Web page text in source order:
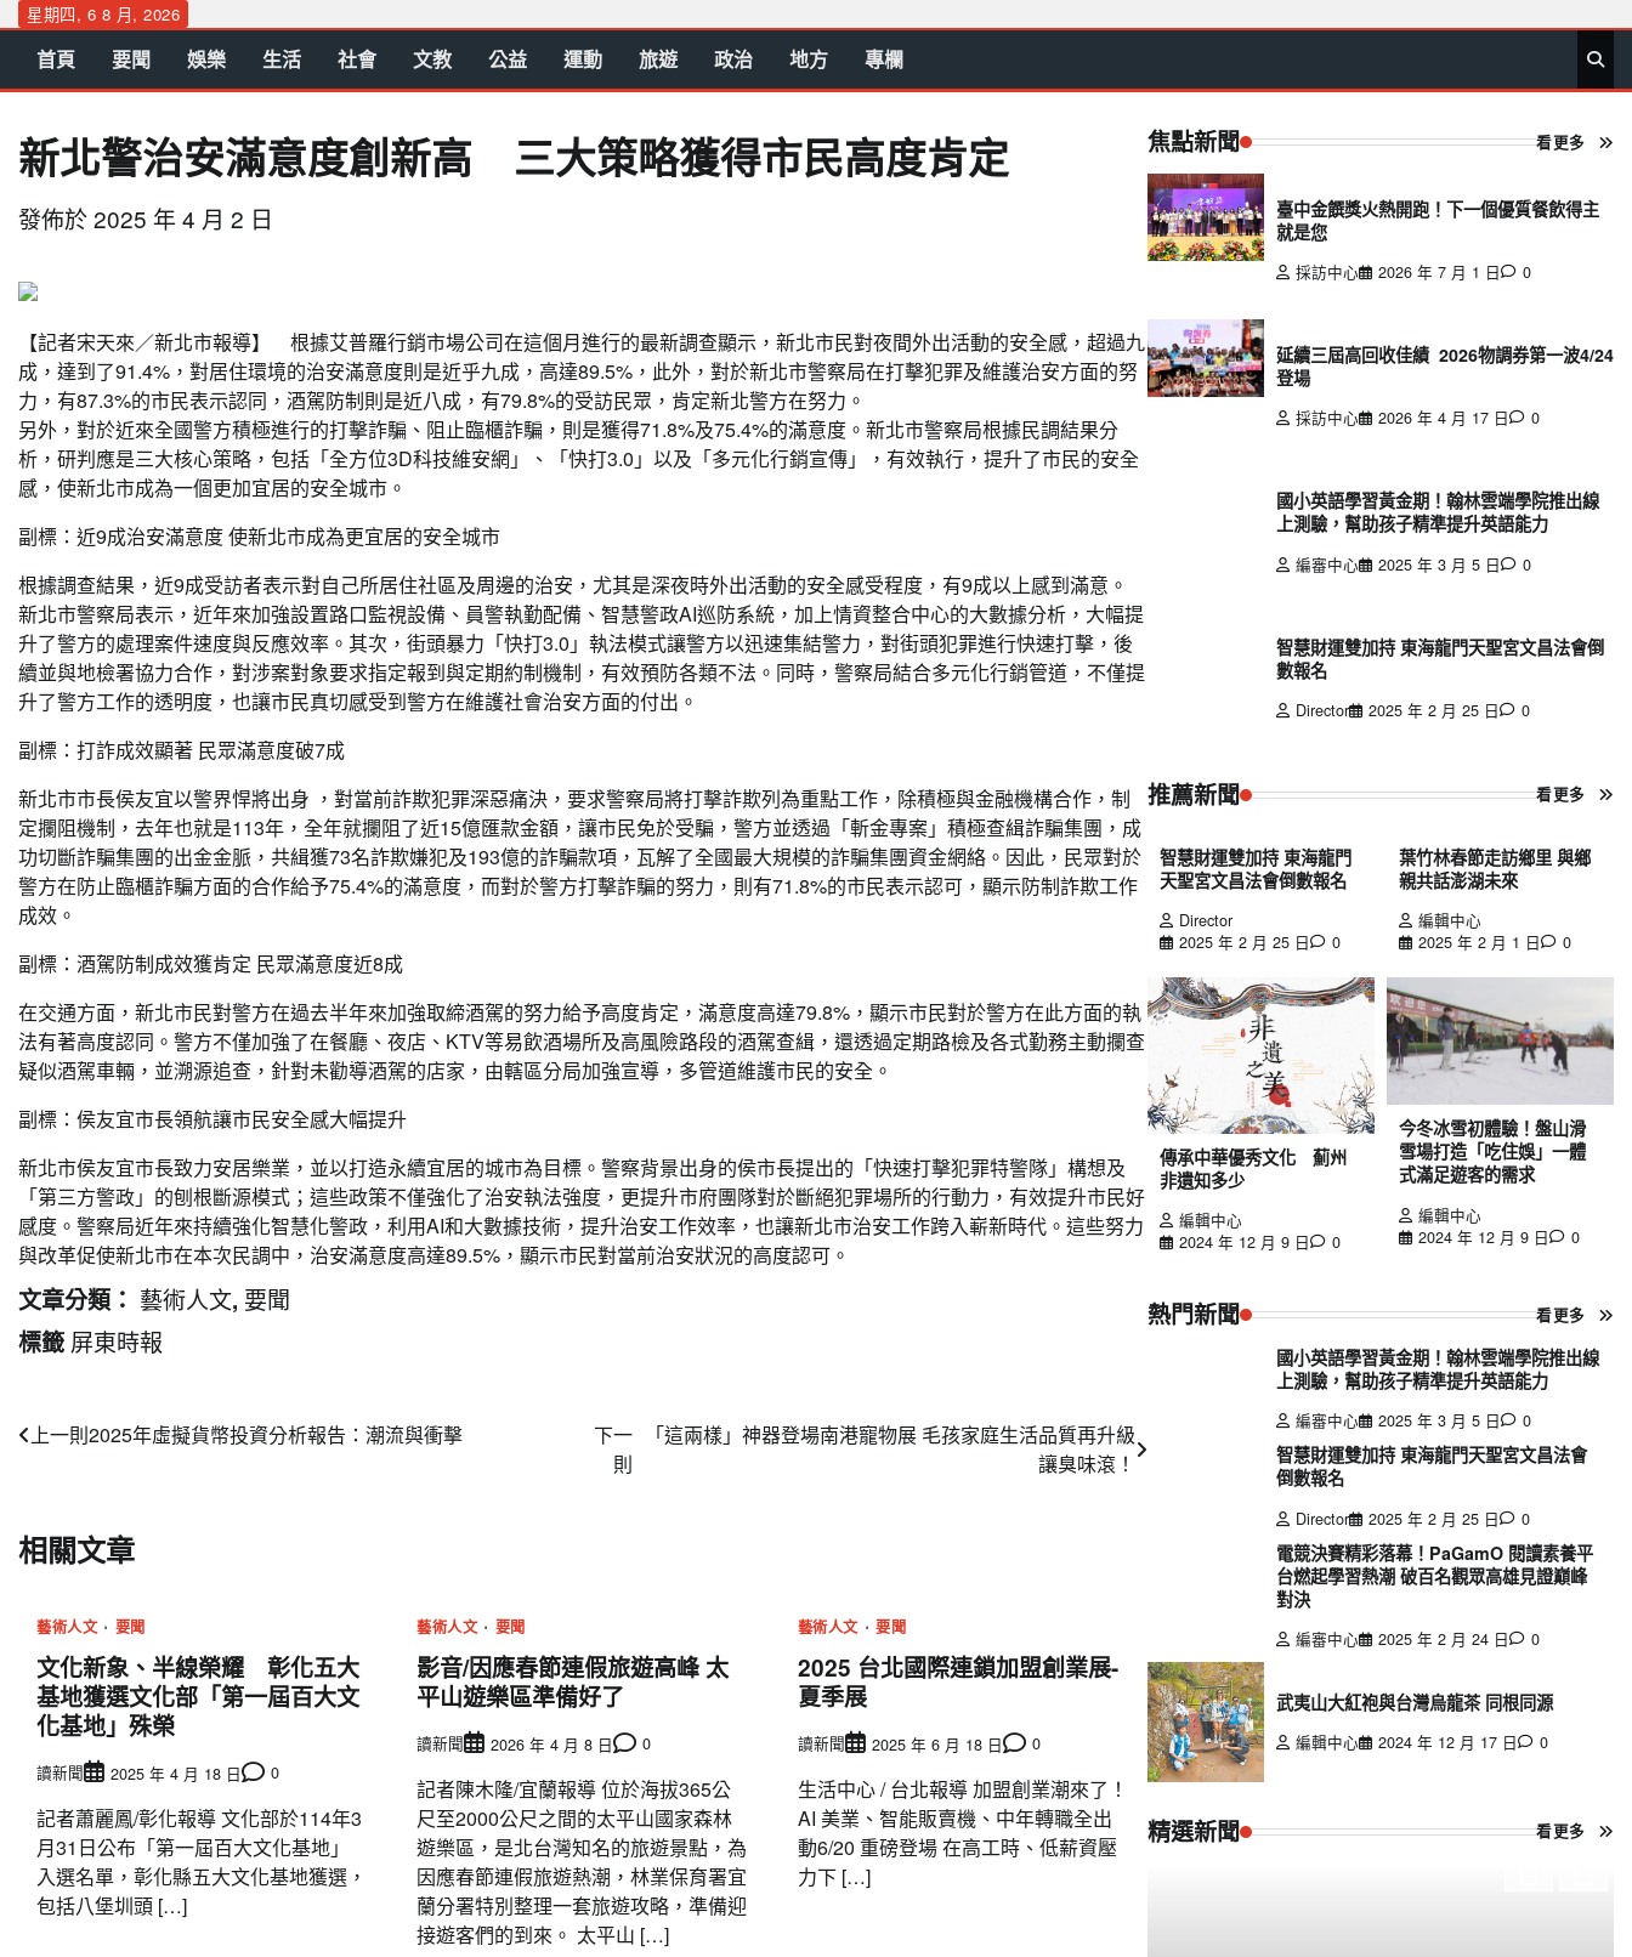
Skip
content
星期四, 6 8 月, 2026
首 要 娛 生 社 文 公 運 旅 政 地
方
專
欄
首頁 要聞 娛樂 生活 社會 文教 公益 運動 旅遊 政治 地方 專欄
新北警治安滿意度創新高 三大策略獲得市民高度肯定
發佈於2025 年 4 月 2 日
【記者宋天來／新北市報導】 根據艾普羅行銷市場公司在這個月進行的最新調查顯示，新北市民對夜間外出活動的安全感，超過九
成，達到了91.4%，對居住環境的治安滿意度則是近乎九成，高達89.5%，此外，對於新北市警察局在打擊犯罪及維護治安方面的努
力，有87.3%的市民表示認同，酒駕防制則是近八成，有79.8%的受訪民眾，肯定新北警方在努力。
另外，對於近來全國警方積極進行的打擊詐騙、阻止臨櫃詐騙，則是獲得71.8%及75.4%的滿意度。新北市警察局根據民調結果分
析，研判應是三大核心策略，包括「全方位3D科技維安網」、「快打3.0」以及「多元化行銷宣傳」，有效執行，提升了市民的安全
感，使新北市成為一個更加宜居的安全城市。
副標：近9成治安滿意度 使新北市成為更宜居的安全城市
根據調查結果，近9成受訪者表示對自己所居住社區及周邊的治安，尤其是深夜時外出活動的安全感受程度，有9成以上感到滿意。
新北市警察局表示，近年來加強設置路口監視設備、員警執勤配備、智慧警政AI巡防系統，加上情資整合中心的大數據分析，大幅提
升了警方的處理案件速度與反應效率。其次，街頭暴力「快打3.0」執法模式讓警方以迅速集結警力，對街頭犯罪進行快速打擊，後
續並與地檢署協力合作，對涉案對象要求指定報到與定期約制機制，有效預防各類不法。同時，警察局結合多元化行銷管道，不僅提
升了警方工作的透明度，也讓市民真切感受到警方在維護社會治安方面的付出。
副標：打詐成效顯著 民眾滿意度破7成
新北市市長侯友宜以警界悍將出身 ，對當前詐欺犯罪深惡痛決，要求警察局將打擊詐欺列為重點工作，除積極與金融機構合作，制
定攔阻機制，去年也就是113年，全年就攔阻了近15億匯款金額，讓市民免於受騙，警方並透過「斬金專案」積極查緝詐騙集團，成
功切斷詐騙集團的出金金脈，共緝獲73名詐欺嫌犯及193億的詐騙款項，瓦解了全國最大規模的詐騙集團資金網絡。因此，民眾對於
警方在防止臨櫃詐騙方面的合作給予75.4%的滿意度，而對於警方打擊詐騙的努力，則有71.8%的市民表示認可，顯示防制詐欺工作
成效。
副標：酒駕防制成效獲肯定 民眾滿意度近8成
在交通方面，新北市民對警方在過去半年來加強取締酒駕的努力給予高度肯定，滿意度高達79.8%，顯示市民對於警方在此方面的執
法有著高度認同。警方不僅加強了在餐廳、夜店、KTV等易飲酒場所及高風險路段的酒駕查緝，還透過定期路檢及各式勤務主動攔查
疑似酒駕車輛，並溯源追查，針對未勸導酒駕的店家，由轄區分局加強宣導，多管道維護市民的安全。
副標：侯友宜市長領航讓市民安全感大幅提升
新北市侯友宜市長致力安居樂業，並以打造永續宜居的城市為目標。警察背景出身的侯市長提出的「快速打擊犯罪特警隊」構想及
「第三方警政」的刨根斷源模式；這些政策不僅強化了治安執法強度，更提升市府團隊對於斷絕犯罪場所的行動力，有效提升市民好
感度。警察局近年來持續強化智慧化警政，利用AI和大數據技術，提升治安工作效率，也讓新北市治安工作跨入嶄新時代。這些努力
與改革促使新北市在本次民調中，治安滿意度高達89.5%，顯示市民對當前治安狀況的高度認可。
文章分類： 藝術人文, 要聞
標籤 屏東時報
文
導
覽
上一則2025年虛擬貨幣投資分析報告：潮流與衝擊
下一
則
「這兩樣」神器登場南港寵物展 毛孩家庭生活品質再升級
讓臭味滾！
相關文章
藝術人文 要聞
文化新象、半線榮耀 彰化五大
基地獲選文化部「第一屆百大文
化基地」殊榮
讀新聞 2025 年 4 月 18 日 0
記者蕭麗鳳/彰化報導 文化部於114年3
月31日公布「第一屆百大文化基地」
入選名單，彰化縣五大文化基地獲選，
包括八堡圳頭 […]
藝術人文 要聞
影音/因應春節連假旅遊高峰 太
平山遊樂區準備好了
讀新聞 2026 年 4 月 8 日 0
記者陳木隆/宜蘭報導 位於海拔365公
尺至2000公尺之間的太平山國家森林
遊樂區，是北台灣知名的旅遊景點，為
因應春節連假旅遊熱潮，林業保育署宜
蘭分署特別整理一套旅遊攻略，準備迎
接遊客們的到來。 太平山 […]
藝術人文 要聞
2025 台北國際連鎖加盟創業展-
夏季展
讀新聞 2025 年 6 月 18 日 0
生活中心 / 台北報導 加盟創業潮來了！
AI 美業、智能販賣機、中年轉職全出
動6/20 重磅登場 在高工時、低薪資壓
力下 […]
焦點新聞 看更多
臺中金饌獎火熱開跑！下一個優質餐飲得主
就是您
採訪中心 2026 年 7 月 1 日 0
延續三屆高回收佳績 2026物調券第一波4/24
登場
採訪中心 2026 年 4 月 17 日 0
國小英語學習黃金期！翰林雲端學院推出線
上測驗，幫助孩子精準提升英語能力
編審中心 2025 年 3 月 5 日 0
智慧財運雙加持 東海龍門天聖宮文昌法會倒
數報名
Director 2025 年 2 月 25 日 0
推薦新聞 看更多
智慧財運雙加持 東海龍門
天聖宮文昌法會倒數報名
Director
2025 年 2 月 25 日
0
葉竹林春節走訪鄉里 與鄉
親共話澎湖未來
編輯中心
2025 年 2 月 1 日
0
傳承中華優秀文化 薊州
非遺知多少
編輯中心
2024 年 12 月 9 日
0
今冬冰雪初體驗！盤山滑
雪場打造「吃住娛」一體
式滿足遊客的需求
編輯中心
2024 年 12 月 9 日
0
熱門新聞 看更多
國小英語學習黃金期！翰林雲端學院推出線
上測驗，幫助孩子精準提升英語能力
編審中心 2025 年 3 月 5 日 0
智慧財運雙加持 東海龍門天聖宮文昌法會
倒數報名
Director 2025 年 2 月 25 日 0
電競決賽精彩落幕！PaGamO 閱讀素養平
台燃起學習熱潮 破百名觀眾高雄見證巔峰
對決
編審中心 2025 年 2 月 24 日 0
武夷山大紅袍與台灣烏龍茶 同根同源
編輯中心 2024 年 12 月 17 日 0
精選新聞 看更多